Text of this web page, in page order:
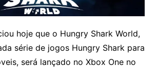
hoje que o Hungry Shark World,
série de jogos Hungry Shark para
será lançado no Xbox One no